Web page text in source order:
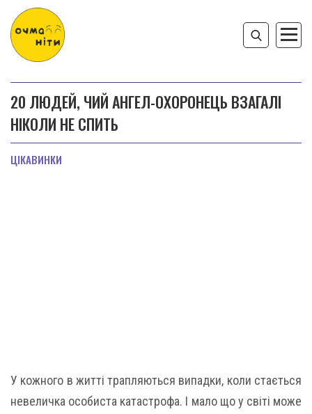
20 ЛЮДЕЙ, ЧИЙ АНГЕЛ-ОХОРОНЕЦЬ ВЗАГАЛІ
НІКОЛИ НЕ СПИТЬ
ЦІКАВИНКИ
У кожного в житті трапляються випадки, коли стається
невеличка особиста катастрофа. І мало що у світі може